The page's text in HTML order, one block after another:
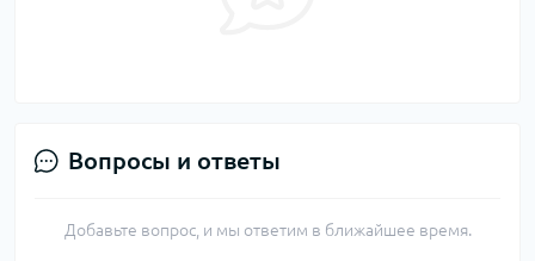
Вопросы и ответы
Добавьте вопрос, и мы ответим в ближайшее время.